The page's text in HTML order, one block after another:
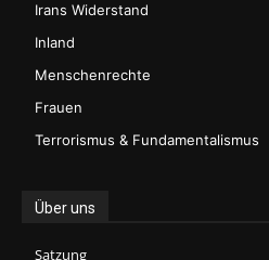
Irans Widerstand
Inland
Menschenrechte
Frauen
Terrorismus & Fundamentalismus
Über uns
Satzung